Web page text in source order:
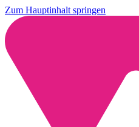
Zum Hauptinhalt springen